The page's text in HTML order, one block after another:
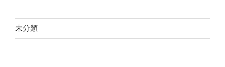
未分類